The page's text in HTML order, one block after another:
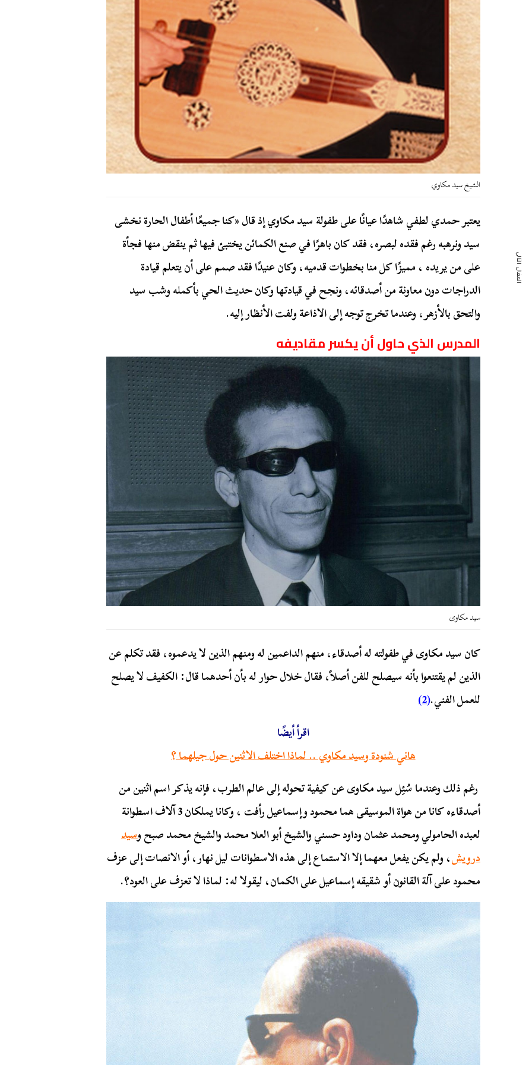
الشيخ سيد مكاوي
يعتبر حمدي لطفي شاهدًا عيانًا على طفولة سيد مكاوي إذ قال «كنا جميعًا أطفال الحارة نخشى
سید ونرهبه رغم فقده لبصره، فقد كان باهرًا في صنع الكمائن يختبئ فيها ثم ينقض منها فجأة
على من يريده ، مميزًا كل منا بخطوات قدميه، وكان عنيدًا فقد صمم على أن يتعلم قيادة
الدراجات دون معاونة من أصدقائه، ونجح في قيادتها وكان حديث الحي بأكمله وشب سيد
والتحق بالأزهر، وعندما تخرج توجه إلى الاذاعة ولفت الأنظار إليه.
المدرس الذي حاول أن يكسر مقاديفه
سيد مكاوى
كان سيد مكاوى في طفولته له أصدقاء، منهم الداعمين له ومنهم الذين لا يدعموه، فقد تكلم عن
الذين لم يقتنعوا بأنه سيصلح للفن أصلاً، فقال خلال حوار له بأن أحدهما قال: الكفيف لا يصلح
للعمل الفني.(2)
اقرأ أيضًا
هاني شنودة وسيد مكاوي .. لماذا اختلف الاثنين حول جيلهما ؟
رغم ذلك وعندما سُئِل سيد مكاوى عن كيفية تحوله إلى عالم الطرب، فإنه يذكر اسم اثنين من
أصدقاءه كانا من هواة الموسيقى هما محمود وإسماعيل رأفت ، وكانا يملكان 3 آلاف اسطوانة
لعبده الحامولي ومحمد عثمان وداود حسني والشيخ أبو العلا محمد والشيخ محمد صبح وسيد
درويش، ولم يكن يفعل معهما إلا الاستماع إلى هذه الاسطوانات ليل نهار، أو الانصات إلى عزف
محمود على آلة القانون أو شقيقه إسماعيل على الكمان، ليقولا له: لماذا لا تعزف على العود؟.
المقال التالي